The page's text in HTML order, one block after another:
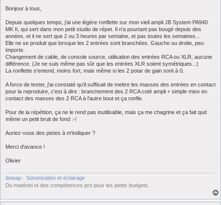
s
g
e
Bonjour à tous,
Depuis quelques temps, j'ai une légère ronflette sur mon vieil ampli JB System PA940
MK II, qui sert dans mon petit studio de répet. Il n'a pourtant pas bougé depuis des
années, et il ne sert que 2 ou 3 heures par semaine, et pas toutes les semaines...
Elle ne se produit que lorsque les 2 entrées sont branchées. Gauche ou droite, peu
importe.
Changement de cable, de console source, utilisation des entrées RCA ou XLR, aucune
différence. (Je ne suis même pas sûr que les entrées XLR soient symétriques...)
La ronflette s'entend, moins fort, mais même si les 2 potar de gain sont à 0.
A force de tester, j'ai constaté qu'il suffisait de mettre les masses des entrées en contact
pour la reproduire, c'est à dire : branchement des 2 RCA coté ampli + simple mise en
contact des masses des 2 RCA à l'autre bout et ça ronfle.
Pour de la répéttion, ça ne le rend pas inutilisable, mais ça me chagrine et ça fait qud
même un petit bruit de fond :-/
Auriez-vous des pistes à m'indiquer ?
Merci d'avance !
Olivier
dowap - Sonorisation et éclairage
Du matériel et des compétences pro pour les petits budgets.